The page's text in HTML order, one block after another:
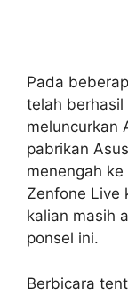
Pada
telah berhasil
meluncurkan
pabrikan
menengah
Zenfone Live
kalian masih
ponsel ini.
Berbicara